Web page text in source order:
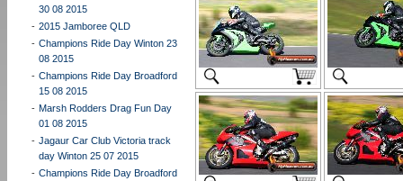
30 08 2015
- 2015 Jamboree QLD
- Champions Ride Day Winton 23
08 2015
- Champions Ride Day Broadford
15 08 2015
- Marsh Rodders Drag Fun Day
01 08 2015
- Jagaur Car Club Victoria track
day Winton 25 07 2015
- Champions Ride Day Broadford